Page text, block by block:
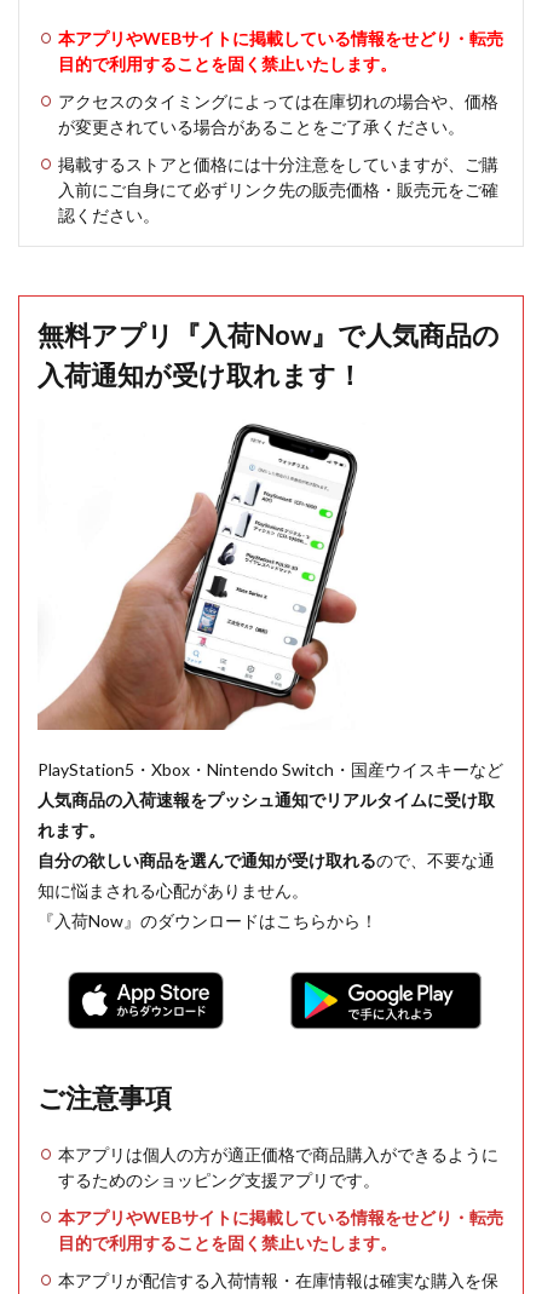
本アプリやWEBサイトに掲載している情報をせどり・転売
目的で利用することを固く禁止いたします。
アクセスのタイミングによっては在庫切れの場合や、価格
が変更されている場合があることをご了承ください。
掲載するストアと価格には十分注意をしていますが、ご購
入前にご自身にて必ずリンク先の販売価格・販売元をご確
認ください。
無料アプリ『入荷Now』で人気商品の
入荷通知が受け取れます！
PlayStation5・Xbox・Nintendo Switch・国産ウイスキーなど
人気商品の入荷速報をプッシュ通知でリアルタイムに受け取
れます。
自分の欲しい商品を選んで通知が受け取れるので、不要な通
知に悩まされる心配がありません。
『入荷Now』のダウンロードはこちらから！
ご注意事項
本アプリは個人の方が適正価格で商品購入ができるように
するためのショッピング支援アプリです。
本アプリやWEBサイトに掲載している情報をせどり・転売
目的で利用することを固く禁止いたします。
本アプリが配信する入荷情報・在庫情報は確実な購入を保